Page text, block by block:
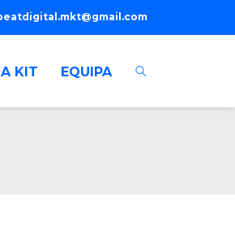
KIT EQUIPA